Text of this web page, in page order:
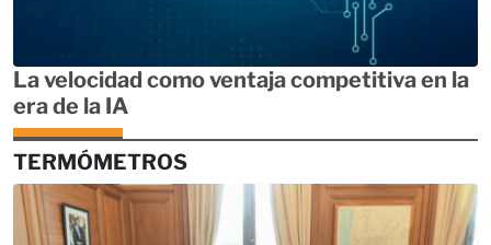
La velocidad como ventaja competitiva en la
era de la IA
TERMÓMETROS